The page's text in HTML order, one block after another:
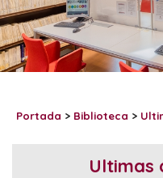
Portada > Biblioteca >
Ultimas